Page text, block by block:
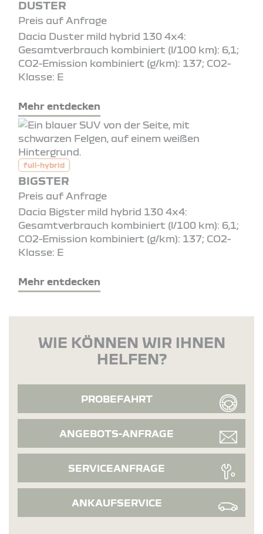
DUSTER
Preis auf Anfrage
Dacia Duster mild hybrid 130 4x4:
Gesamtverbrauch kombiniert (l/100 km): 6,1;
CO2-Emission kombiniert (g/km): 137; CO2-
Klasse: E
Mehr entdecken
full-hybrid
BIGSTER
Preis auf Anfrage
Dacia Bigster mild hybrid 130 4x4:
Gesamtverbrauch kombiniert (l/100 km): 6,1;
CO2-Emission kombiniert (g/km): 137; CO2-
Klasse: E
Mehr entdecken
WIE KÖNNEN WIR IHNEN
HELFEN?
PROBEFAHRT
ANGEBOTS-ANFRAGE
SERVICEANFRAGE
ANKAUFSERVICE